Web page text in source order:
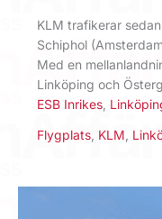
KLM trafikerar
Schiphol
Med en
Linköping och
ESB Inrikes,
Flygplats KLM